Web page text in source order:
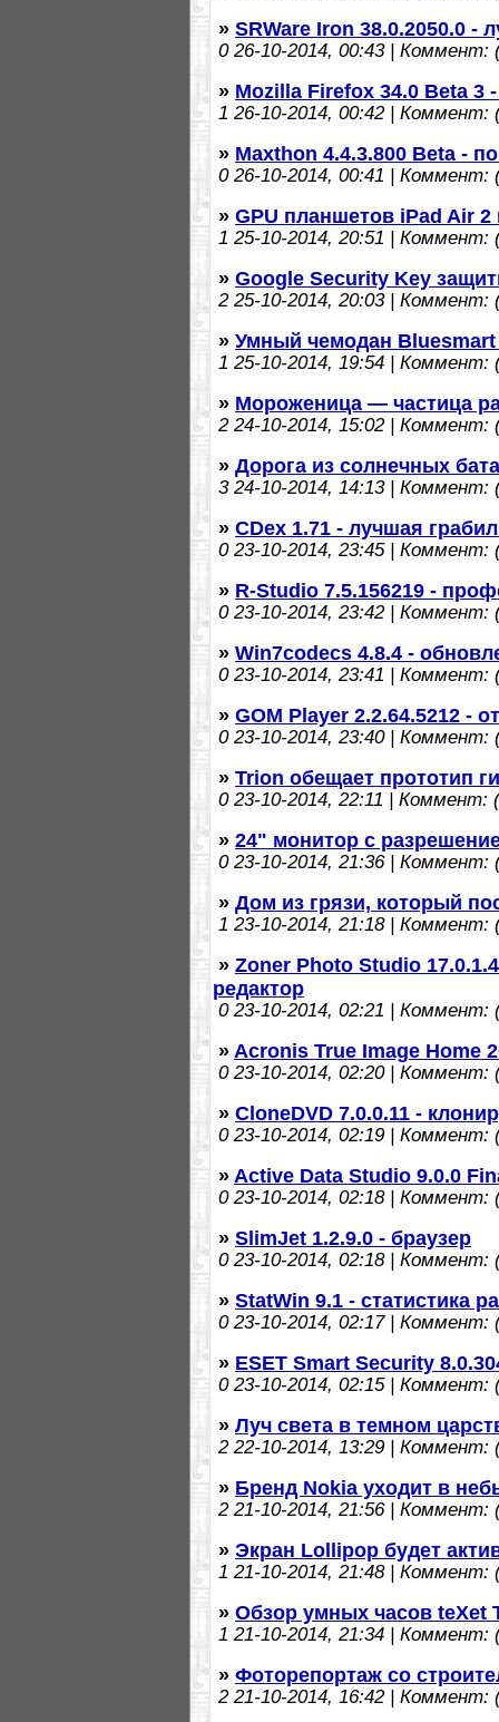
» SRWare Iron 38.0.2050.0 -
026-10-2014, 00:43 | Коммент:
» Mozilla Firefox 34.0 Beta
1 26-10-2014, 00:42 | Коммент:
» Maxthon 4.4.3.800 Beta -
026-10-2014, 00:41 | Коммент:
» GPU планшетов iPad Air 2
1 25-10-2014, 20:51 | Коммент:
» Google Security Key
225-10-2014, 20:03 | Коммент:
» Умный чемодан Bluesmart
1 25-10-2014, 19:54 | Коммент:
» Мороженица — частица
224-10-2014, 15:02 | Коммент:
» Дорога из солнечных
324-10-2014, 14:13 | Коммент:
» CDex 1.71 - лучшая
023-10-2014, 23:45 | Коммент:
» R-Studio 7.5.156219 -
023-10-2014, 23:42 | Коммент:
» Win7codecs 4.8.4 -
023-10-2014, 23:41 | Коммент:
» GOM Player 2.2.64.5212 -
023-10-2014, 23:40 | Коммент:
» Trion обещает прототип
023-10-2014, 22:11 | Коммент:
» 24" монитор с
023-10-2014, 21:36 | Коммент:
» Дом из грязи, который
1 23-10-2014, 21:18 | Коммент:
» Zoner Photo Studio
редактор
023-10-2014, 02:21 | Коммент:
» Acronis True Image Home
023-10-2014, 02:20 | Коммент:
» CloneDVD 7.0.0.11 -
023-10-2014, 02:19 | Коммент:
» Active Data Studio 9.0.0
023-10-2014, 02:18 | Коммент:
» SlimJet 1.2.9.0 - браузер
023-10-2014, 02:18 | Коммент:
» StatWin 9.1 - статистика
023-10-2014, 02:17 | Коммент:
» ESET Smart Security
023-10-2014, 02:15 | Коммент:
» Луч света в темном
222-10-2014, 13:29 | Коммент:
» Бренд Nokia уходит в
221-10-2014, 21:56 | Коммент:
» Экран Lollipop будет
1 21-10-2014, 21:48 | Коммент:
» Обзор умных часов teXet
1 21-10-2014, 21:34 | Коммент:
» Фоторепортаж со
221-10-2014, 16:42 | Коммент: